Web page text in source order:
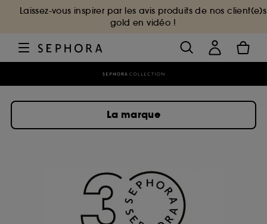
Laissez-vous inspirer par les avis produits de nos client(e)s
gold en vidéo !
La marque